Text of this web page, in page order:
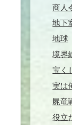
商人
地下
地球
境界
宝く
実は
屍竜
役立